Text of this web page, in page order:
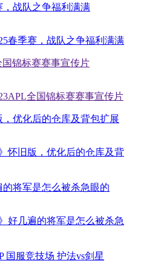
，战队之争福利满满
锦标赛赛事宣传片
，优化后的仓库及背包扩展
的将军是怎么被杀急眼的
国服竞技场 护法vs剑星